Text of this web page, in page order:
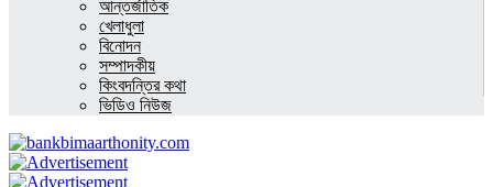
আন্তর্জাতিক
খেলাধুলা
বিনোদন
সম্পাদকীয়
কিংবদন্তির কথা
ভিডিও নিউজ